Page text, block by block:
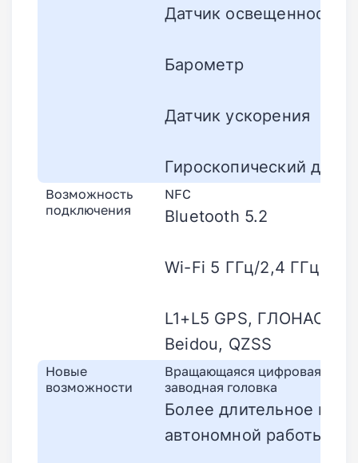
Датчик освещенности
Барометр
Датчик ускорения
Гироскопический
Возможность
подключения
NFC
Bluetooth 5.2
Wi-Fi 5 ГГц/2,4 ГГц
L1+L5 GPS, ГЛОНАСС,
Beidou, QZSS
Новые
возможности
Вращающаяся цифровая
заводная головка
Более длительное
автономной работы